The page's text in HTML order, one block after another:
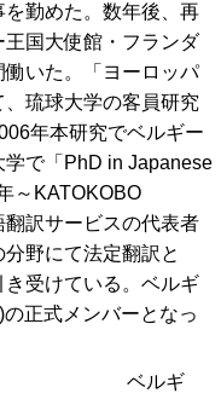
勤めた。数年後、再
国大使館・フランダ
いた。「ヨーロッパ
琉球大学の客員研究
年本研究でベルギー
で「PhD in Japanese
～KATOKOBO
訳サービスの代表者
野にて法定翻訳と
受けている。ベルギ
正式メンバーとなっ
ベルギ